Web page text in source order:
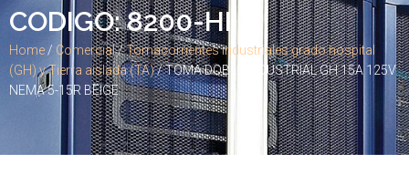
CODIGO: 8200-HI
Home / Comercial/Tomacorrientes industriales grado hospital
(GH) y Tierra aislada (TA)/ TOMA DOBLE INDUSTRIAL GH 15A 125V
NEMA 5-15R BEIGE